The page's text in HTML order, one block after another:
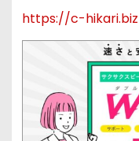
https://c-hikari.biz